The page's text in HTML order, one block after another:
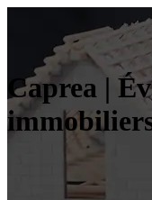
Caprea |